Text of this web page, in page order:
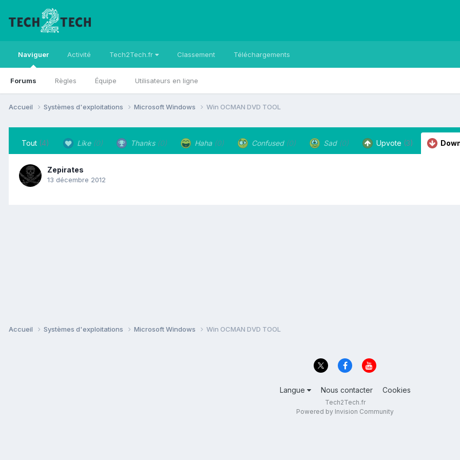
Naviguer
Forums Règles Équipe Utilisateurs en ligne
Activité Tech2Tech.fr Classement Téléchargements
Accueil Systèmes d'exploitations Microsoft Windows Win OCMAN DVD TOOL
Tout (4) Like (0) Thanks (0) Haha (0) Confused (0) Sad (0) Upvote (3)
Zepirates
13 décembre 2012
Accueil Systèmes d'exploitations Microsoft Windows Win OCMAN DVD TOOL
Langue Nous contacter Cookies
Tech2Tech.fr
Powered by Invision Community